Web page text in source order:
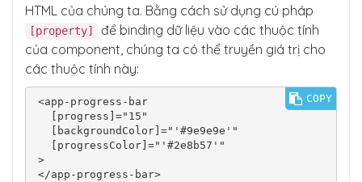
HTML của chúng ta. Bằng cách sử dụng cú pháp
[property]
để binding dữ liệu vào các thuộc tính
của component, chúng ta có thể truyền giá trị cho
các thuộc tính này:
<app-progress-bar
>
</app-progress-bar>
COPY